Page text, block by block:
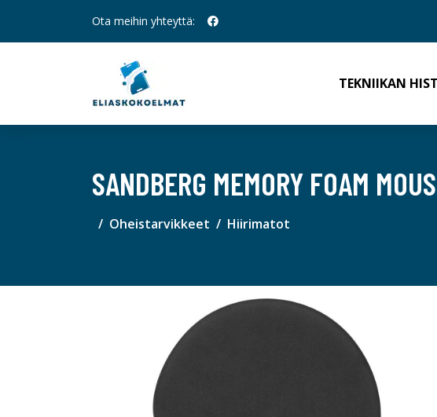
Ota meihin yhteyttä:
TEKNIIKAN
SANDBERG MEMORY FOAM
Oheistarvikkeet Hiirimatot